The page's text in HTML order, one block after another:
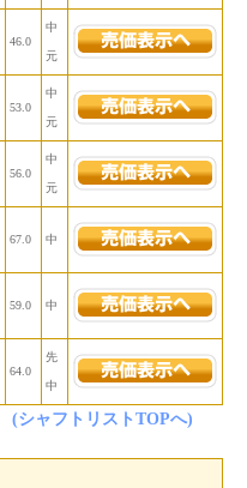
46.0
中
元
53.0
中
元
56.0
中
元
67.0 中
59.0 中
64.0
先
中
(シャフトリストTOPへ)